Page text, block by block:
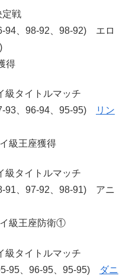
定戦
94、98-92、98-92) エロ
得
級タイトルマッチ
93、96-94、95-95)
リン
級王座獲得
級タイトルマッチ
91、97-92、98-91) アニ
級王座防衛①
級タイトルマッチ
95、96-95、95-95)
ダニ